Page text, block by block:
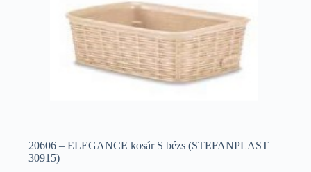
20606 – ELEGANCE kosár S bézs (STEFANPLAST
30915)